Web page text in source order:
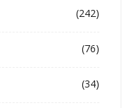
(242)
(76)
(34)